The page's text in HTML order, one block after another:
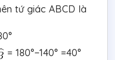
tứ giác ABCD là
= 180°−140° =40°